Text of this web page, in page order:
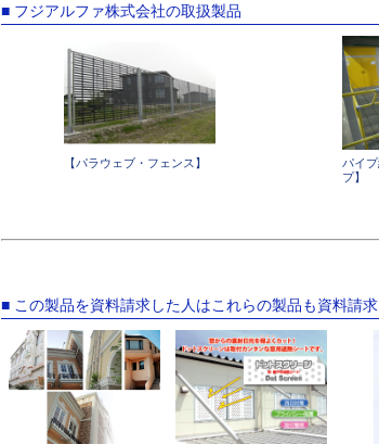
■ フジアルファ株式会社の取扱製品
【パラウェブ・フェンス】
パイ
プ】
■ この製品を資料請求した人はこれらの製品も資料請